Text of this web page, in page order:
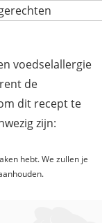
voedselallergie
de
dit recept te
zijn:
hebt. We zullen je